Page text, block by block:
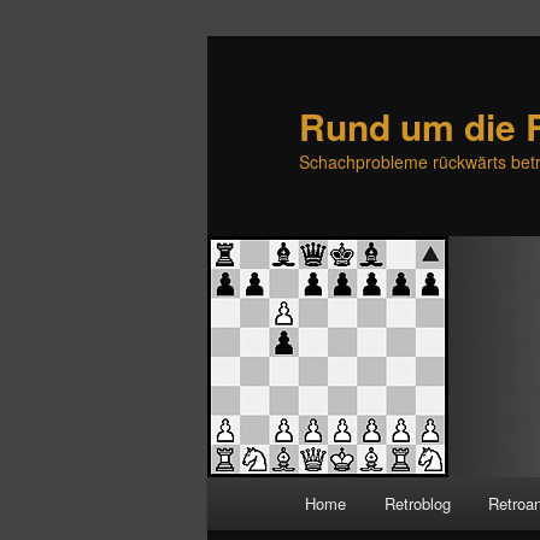
Rund um die
Schachprobleme rückwärts
Zum
Zum
Home Retroblog